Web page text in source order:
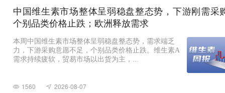
中国维生素市场整体呈弱稳盘整态势，下游刚需采
个别品类价格止跌；欧洲释放需求
本周中国维生素市场整体呈弱稳盘整态势，需求端乏
力，下游采购意愿不足，个别品类价格止跌。维生素A
需求持续疲软，贸易市场以出货为主，...
1560 2026-08-07